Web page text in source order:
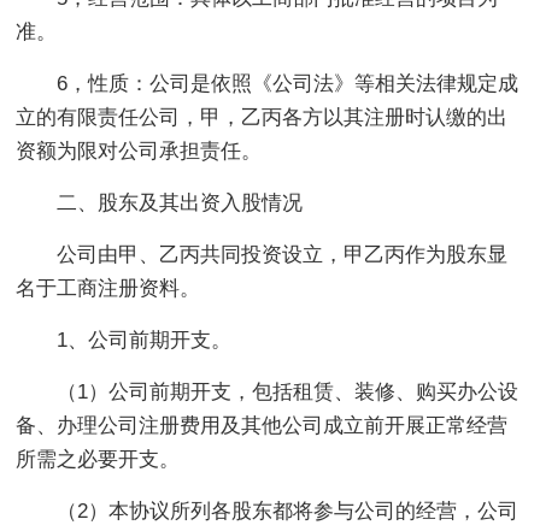
准。
6，性质：公司是依照《公司法》等相关法律规定成
立的有限责任公司，甲，乙丙各方以其注册时认缴的出
资额为限对公司承担责任。
二、股东及其出资入股情况
公司由甲、乙丙共同投资设立，甲乙丙作为股东显
名于工商注册资料。
1、公司前期开支。
（1）公司前期开支，包括租赁、装修、购买办公设
备、办理公司注册费用及其他公司成立前开展正常经营
所需之必要开支。
（2）本协议所列各股东都将参与公司的经营，公司